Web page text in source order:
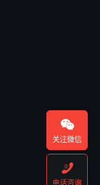

关注微信

电话咨询